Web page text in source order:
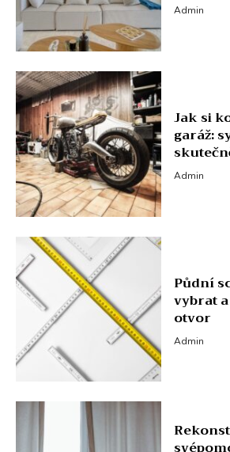
Admin
Jak si
garáž:
Admin
Půdní
vybrat
otvor
Admin